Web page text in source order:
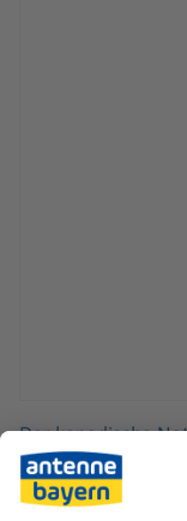
Der kanadische
Kollege Musiala
vergangenen Jahr
muss im harten